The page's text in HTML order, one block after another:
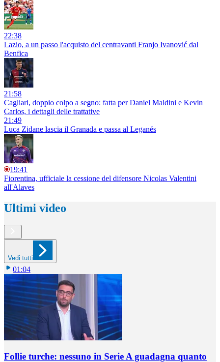
22:38
Lazio, a un passo l'acquisto del centravanti Franjo Ivanović dal
Benfica
21:58
Cagliari, doppio colpo a segno: fatta per Daniel Maldini e Kevin
Carlos, i dettagli delle trattative
21:49
Luca Zidane lascia il Granada e passa al Leganés
19:41
Fiorentina, ufficiale la cessione del difensore Nicolas Valentini
all'Alaves
Ultimi video
Vedi tutti
01:04
Follie turche: nessuno in Serie A guadagna quanto